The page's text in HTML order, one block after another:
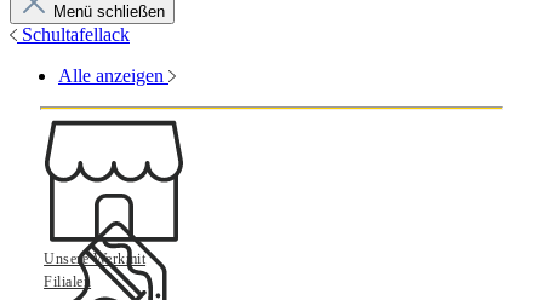
Menü schließen
Schultafellack
Alle anzeigen
Unsere Werkmit
Filialen